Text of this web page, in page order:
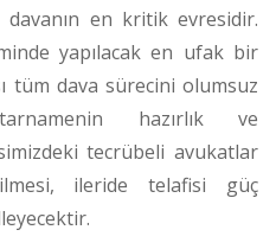
davanın en kritik evresidir.
yapılacak en ufak bir
tüm dava sürecini olumsuz
hazırlık ve
tecrübeli avukatlar
ileride telafisi güç